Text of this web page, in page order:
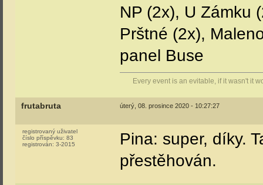
NP (2x), U Zámku
Prštné (2x),
panel Buse
Every event is an evitable, if it wasn't it
frutabruta úterý, 08. prosince 2020 - 10:27:27
registrovaný uživatel
číslo příspěvku: 83
registrován: 3-2015
Pina: super, díky.
přestěhován.